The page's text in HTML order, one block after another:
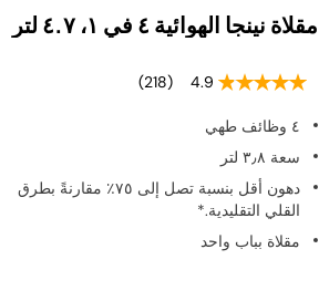
مقلاة نينجا الهوائية ٤ في ١، ٤.٧ لتر
4.9
(218)
٤ وظائف طهي
سعة ٣٫٨ لتر
دهون أقل بنسبة تصل إلى ٧٥٪ مقارنةً بطرق
القلي التقليدية.*
مقلاة بباب واحد